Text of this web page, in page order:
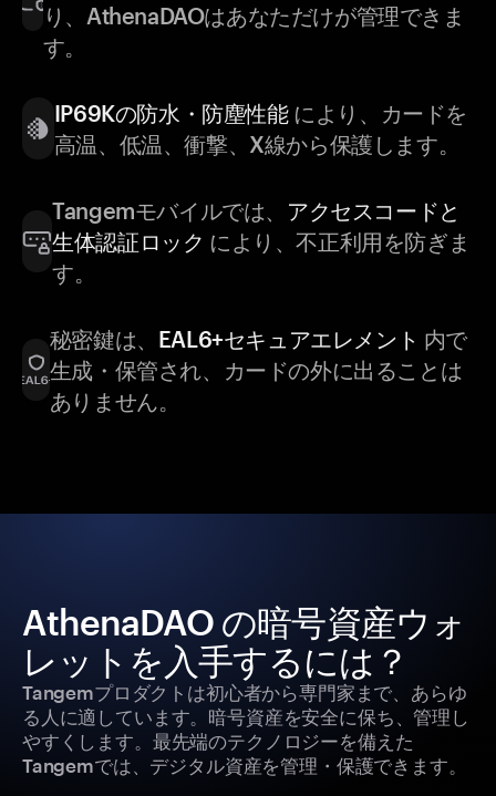
り、AthenaDAOはあなただけが管理できま
す。
IP69Kの防水・防塵性能により、カードを
高温、低温、衝撃、X線から保護します。
Tangemモバイルでは、 アクセスコードと
生体認証ロック により、不正利用を防ぎま
す。
秘密鍵は、 EAL6+セキュアエレメント 内で
生成・保管され、カードの外に出ることは
ありません。
AthenaDAO の暗号資産ウォ
レットを入手するには？
Tangemプロダクトは初心者から専門家まで、あらゆ
る人に適しています。暗号資産を安全に保ち、管理し
やすくします。最先端のテクノロジーを備えた
Tangemでは、デジタル資産を管理・保護できます。